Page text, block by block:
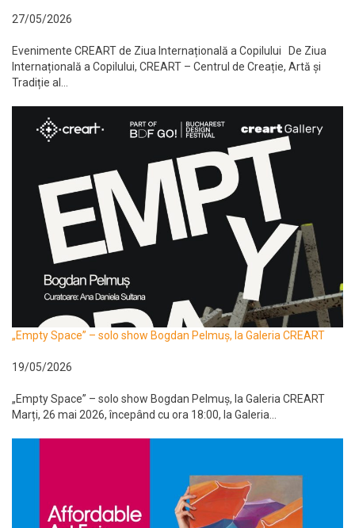
27/05/2026
Evenimente CREART de Ziua Internațională a Copilului De Ziua
Internațională a Copilului, CREART – Centrul de Creație, Artă și
Tradiție al...
„Empty Space” – solo show Bogdan Pelmuș, la Galeria CREART
19/05/2026
„Empty Space” – solo show Bogdan Pelmuș, la Galeria CREART
Marți, 26 mai 2026, începând cu ora 18:00, la Galeria...